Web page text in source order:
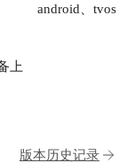
android、tvos
上
版本历史记录